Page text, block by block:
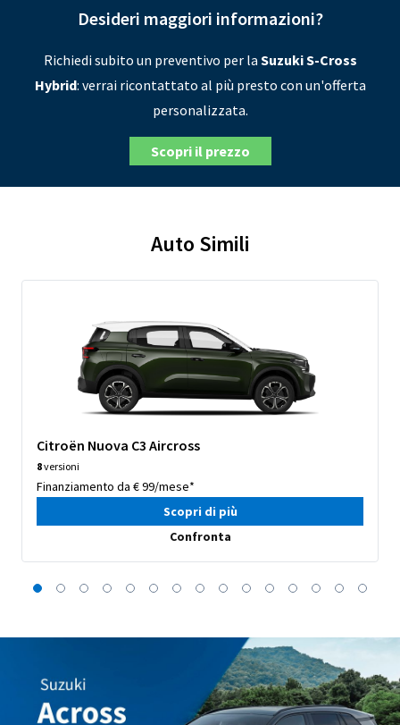
Desideri maggiori informazioni?
Richiedi subito un preventivo per la Suzuki S-Cross
Hybrid: verrai ricontattato al più presto con un'offerta
personalizzata.
Scopri il prezzo
Auto Simili
Citroën Nuova C3 Aircross
8versioni
Finanziamento da € 99/mese*
Scopri di più
Confronta